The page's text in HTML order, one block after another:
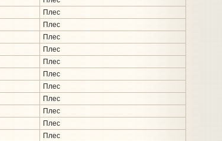
Плес
Плес
Плес
Плес
Плес
Плес
Плес
Плес
Плес
Плес
Плес